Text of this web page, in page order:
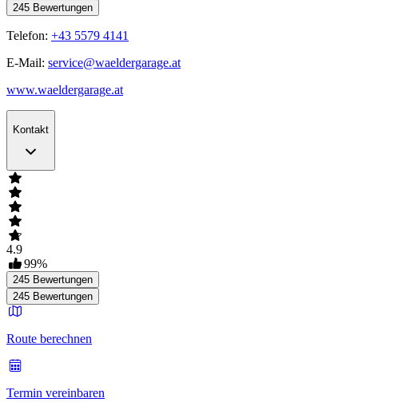
245 Bewertungen
Telefon: +43 5579 4141
E-Mail: service@waeldergarage.at
www.waeldergarage.at
Kontakt
4.9
99%
245 Bewertungen
245 Bewertungen
Route berechnen
Termin vereinbaren